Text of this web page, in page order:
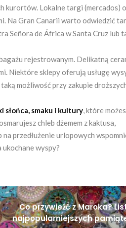
kurortów. Lokalne targi (mercados)
Na Gran Canarii warto odwiedzić
Señora de África w Santa Cruz lub
rejestrowanym. Delikatną
Niektóre sklepy oferują usługę
możliwość przy zakupie
słońca, smaku i kultury, które
chleb dżemem z kaktusa,
na przedłużenie urlopowych
wyspy?
Co przywieźć z Maroka?
najpopularniejszych